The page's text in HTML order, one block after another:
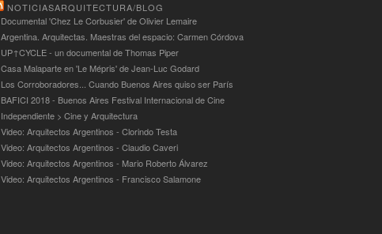
NOTICIASARQUITECTURA/BLOG
Documental 'Chez Le Corbusier' de Olivier Lemaire
Argentina. Arquitectas. Maestras del espacio: Carmen Córdova
UP↑CYCLE - un documental de Thomas Piper
Casa Malaparte en 'Le Mépris' de Jean-Luc Godard
Los Corroboradores... Cuando Buenos Aires quiso ser París
BAFICI 2018 - Buenos Aires Festival Internacional de Cine
Independiente > Cine y Arquitectura
Video: Arquitectos Argentinos - Clorindo Testa
Video: Arquitectos Argentinos - Claudio Caveri
Video: Arquitectos Argentinos - Mario Roberto Álvarez
Video: Arquitectos Argentinos - Francisco Salamone